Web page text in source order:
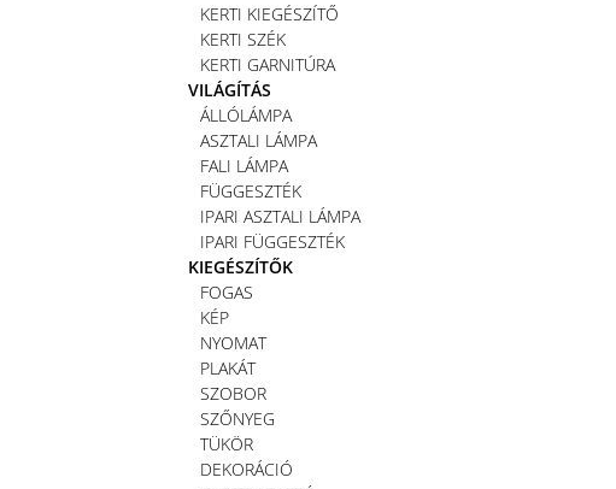
KERTI KIEGÉSZÍTŐ
KERTI SZÉK
KERTI GARNITÚRA
VILÁGÍTÁS
ÁLLÓLÁMPA
ASZTALI LÁMPA
FALI LÁMPA
FÜGGESZTÉK
IPARI ASZTALI LÁMPA
IPARI FÜGGESZTÉK
KIEGÉSZÍTŐK
FOGAS
KÉP
NYOMAT
PLAKÁT
SZOBOR
SZŐNYEG
TÜKÖR
DEKORÁCIÓ